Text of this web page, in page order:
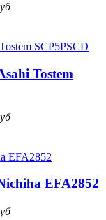
Tostem
EFA2852